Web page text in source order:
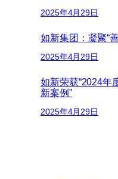
2025年4月29日
如新集团：凝聚“
2025年4月29日
如新荣获“2024年
新案例”
2025年4月29日